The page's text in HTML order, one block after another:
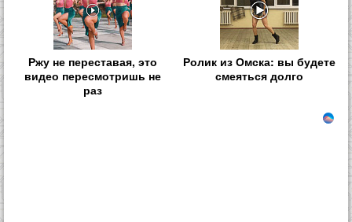
Ржу не переставая, это
видео пересмотришь не
раз
Ролик из Омска: вы будете
смеяться долго